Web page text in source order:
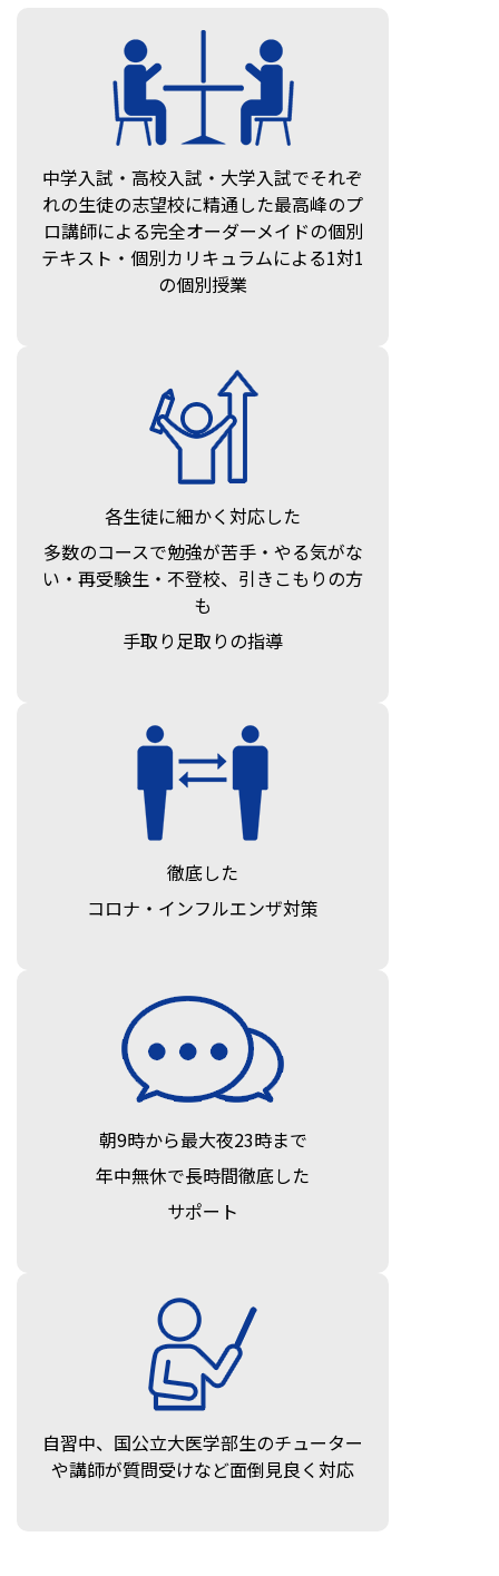
中学入試・高校入試・大学入試でそれぞ
れの生徒の志望校に精通した最高峰のプ
ロ講師による完全オーダーメイドの個別
テキスト・個別カリキュラムによる1対1
の個別授業
各生徒に細かく対応した
多数のコースで勉強が苦手・やる気がな
い・再受験生・不登校、引きこもりの方
も
手取り足取りの指導
徹底した
コロナ・インフルエンザ対策
朝9時から最大夜23時まで
年中無休で長時間徹底した
サポート
自習中、国公立大医学部生のチューター
や講師が質問受けなど面倒見良く対応